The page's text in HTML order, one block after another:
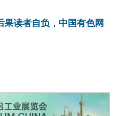
读者自负，中国有色网